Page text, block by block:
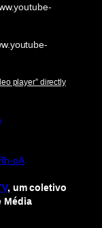
player” directly
oA
, um coletivo
Média